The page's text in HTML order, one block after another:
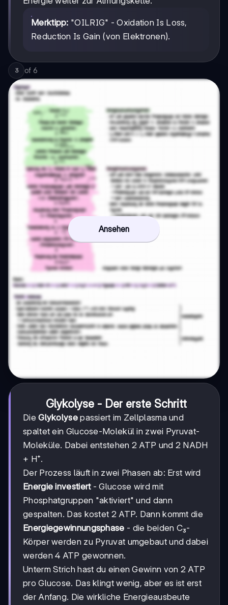
Merktipp: "OILRIG" - Oxidation Is Loss,
Reduction Is Gain (von Elektronen).
3 of 6
Ansehen
Glykolyse - Der erste Schritt
DieGlykolysepassiert im Zellplasma und
spaltet ein Glucose-Molekül in zwei Pyruvat-
Moleküle. Dabei entstehen 2 ATP und 2 NADH
+ H⁺.
Der Prozess läuft in zwei Phasen ab: Erst wird
Energie investiert- Glucose wird mit
Phosphatgruppen "aktiviert" und dann
gespalten. Das kostet 2 ATP. Dann kommt die
Energiegewinnungsphase - die beiden C₃-
Körper werden zu Pyruvat umgebaut und dabei
werden 4 ATP gewonnen.
Unterm Strich hast du einen Gewinn von 2 ATP
pro Glucose. Das klingt wenig, aber es ist erst
der Anfang. Die wirkliche Energieausbeute